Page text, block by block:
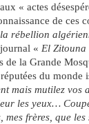
« actes
de ces
rébellion
« El Zitouna
de la Grande
du monde
mais mutilez vos
les yeux…
mes frères, que